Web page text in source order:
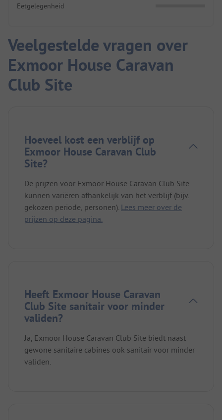
Eetgelegenheid
Veelgestelde vragen over
Exmoor House Caravan
Club Site
Hoeveel kost een verblijf op
Exmoor House Caravan Club
Site?
De prijzen voor Exmoor House Caravan Club Site
kunnen variëren afhankelijk van het verblijf (bijv.
gekozen periode, personen). Lees meer over de
prijzen op deze pagina.
Heeft Exmoor House Caravan
Club Site sanitair voor minder
validen?
Ja, Exmoor House Caravan Club Site biedt naast
gewone sanitaire cabines ook sanitair voor minder
validen.